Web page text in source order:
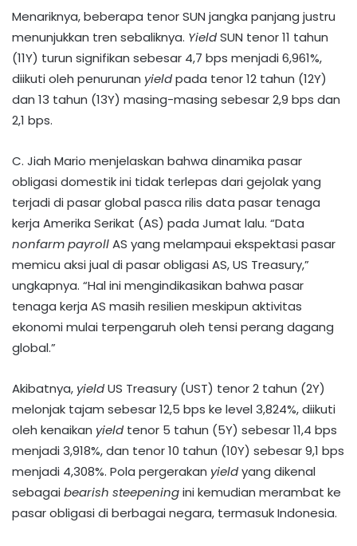
Menariknya, beberapa tenor SUN jangka panjang justru
menunjukkan tren sebaliknya. YieldSUN tenor 11 tahun
(11Y) turun signifikan sebesar 4,7 bps menjadi 6,961%,
diikuti oleh penurunan yieldpada tenor 12 tahun (12Y)
dan 13 tahun (13Y) masing-masing sebesar 2,9 bps dan
2,1 bps.
C. Jiah Mario menjelaskan bahwa dinamika pasar
obligasi domestik ini tidak terlepas dari gejolak yang
terjadi di pasar global pasca rilis data pasar tenaga
kerja Amerika Serikat (AS) pada Jumat lalu. “Data
nonfarm payrollAS yang melampaui ekspektasi pasar
memicu aksi jual di pasar obligasi AS, US Treasury,”
ungkapnya. “Hal ini mengindikasikan bahwa pasar
tenaga kerja AS masih resilien meskipun aktivitas
ekonomi mulai terpengaruh oleh tensi perang dagang
global.”
Akibatnya, yieldUS Treasury (UST) tenor 2 tahun (2Y)
melonjak tajam sebesar 12,5 bps ke level 3,824%, diikuti
oleh kenaikan yield tenor 5 tahun (5Y) sebesar 11,4 bps
menjadi 3,918%, dan tenor 10 tahun (10Y) sebesar 9,1 bps
menjadi 4,308%. Pola pergerakan yieldyang dikenal
sebagaibearish steepeningini kemudian merambat ke
pasar obligasi di berbagai negara, termasuk Indonesia.